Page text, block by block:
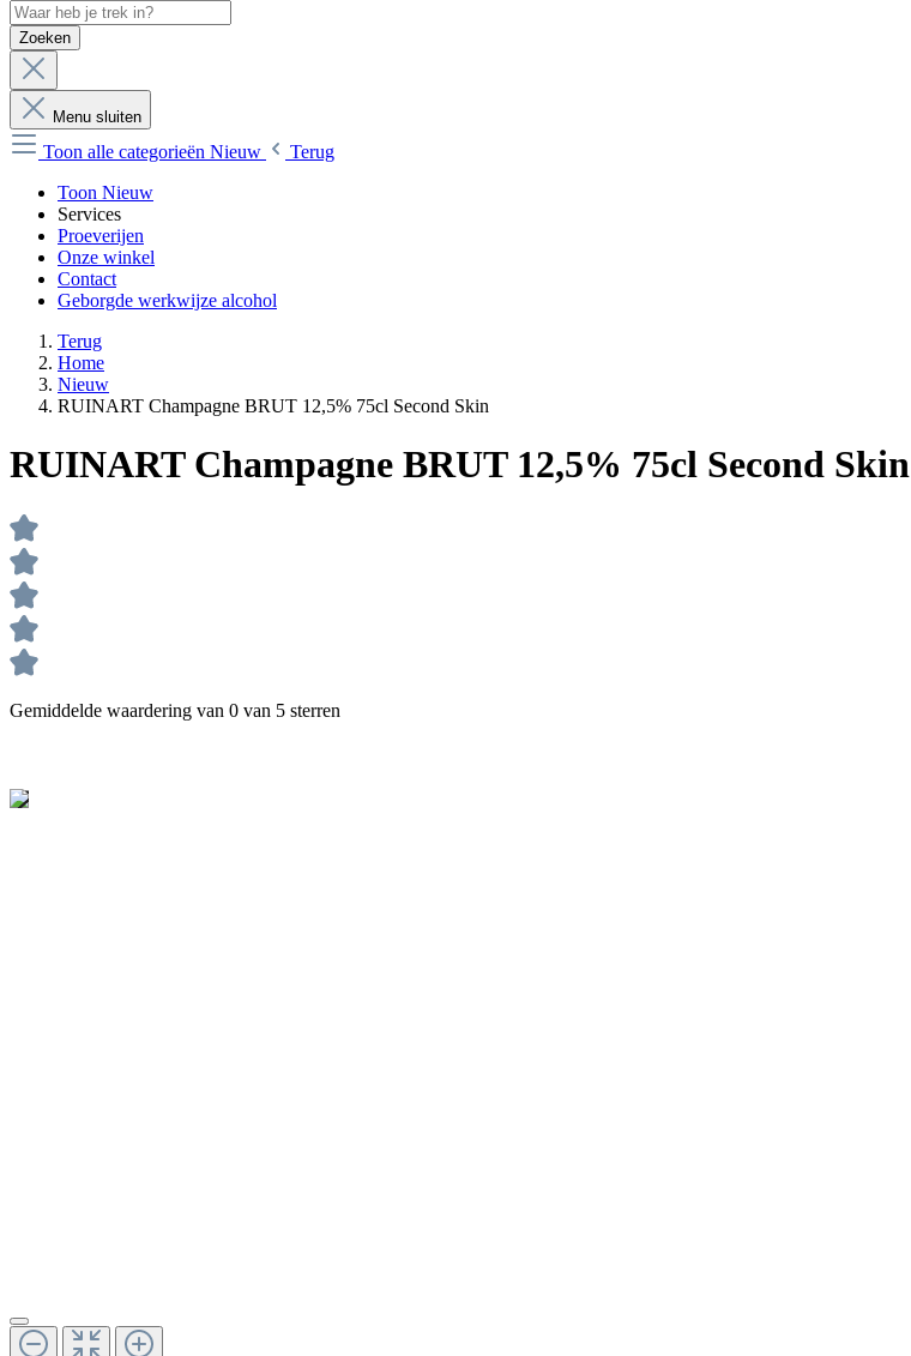
Zoeken
Menu sluiten
Toon alle categorieën Nieuw
Terug
Toon Nieuw
Services
Proeverijen
Onze winkel
Contact
Geborgde werkwijze alcohol
Terug
Home
Nieuw
RUINART Champagne BRUT 12,5% 75cl Second Skin
RUINART Champagne BRUT 12,5% 75cl Second Skin
Gemiddelde waardering van 0 van 5 sterren